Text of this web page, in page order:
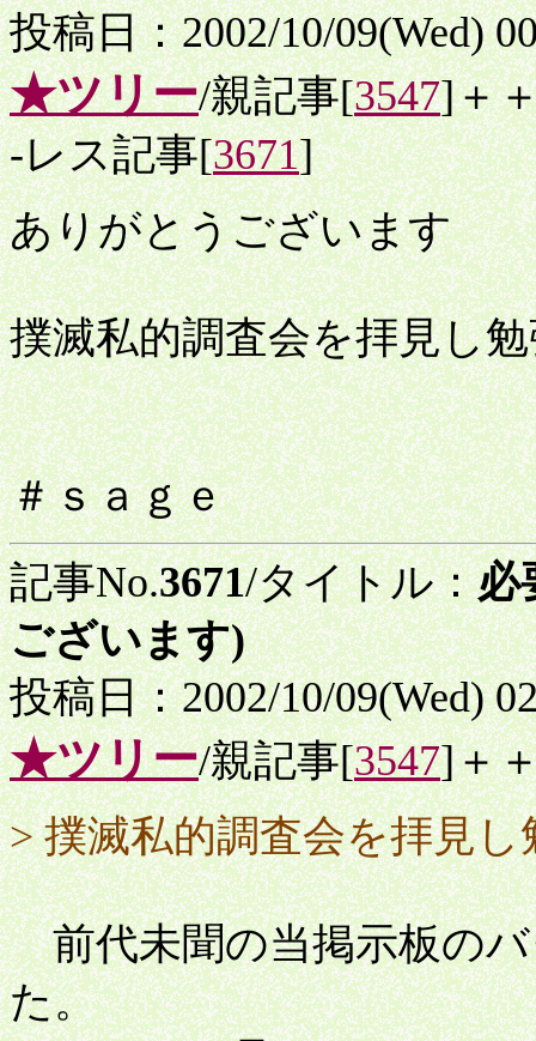
投稿日：2002/10/09(Wed)
★ツリー/親記事[3547]＋
-レス記事[3671]
ありがとうございます
撲滅私的調査会を拝見し
＃ｓａｇｅ
記事No.3671/タイトル：必
ございます)
投稿日：2002/10/09(Wed)
★ツリー/親記事[3547]＋
> 撲滅私的調査会を拝見
前代未聞の当掲示板のバ
た。